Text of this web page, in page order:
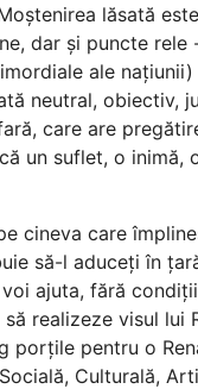
lăsată
dar și puncte rele
ale națiunii)
neutral, obiectiv,
care are
un suflet, o inimă,
cineva care
să-l aduceți în
ajuta, fără
realizeze visul lui
porțile pentru o
Culturală,